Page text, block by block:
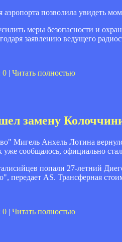
позволила увидеть
меры безопасности и
заявлению ведущего
0 | Читать полностью
замену
Мигель Анхель Лотина
уже сообщалось, официально
попали 27-летний
передает AS. Трансферная
0 | Читать полностью